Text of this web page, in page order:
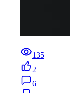
135
2
6